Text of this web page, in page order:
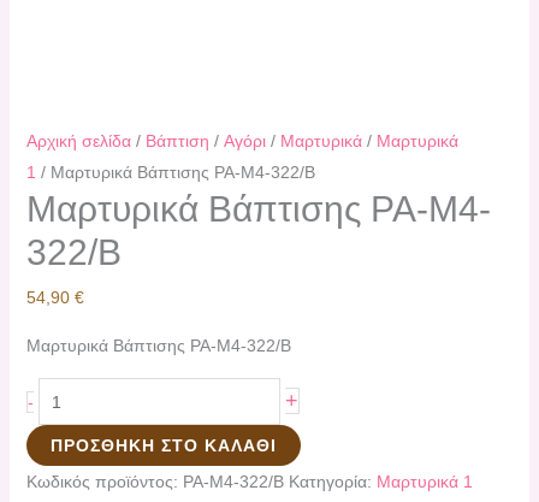
Αρχική σελίδα/ Βάπτιση / Αγόρι/ Μαρτυρικά/ Μαρτυρικά
1 / Μαρτυρικά Βάπτισης PA-Μ4-322/Β
Μαρτυρικά Βάπτισης PA-Μ4-
322/Β
54,90 €
Μαρτυρικά Βάπτισης PA-Μ4-322/Β
- +
ΠΡΟΣΘΉΚΗ ΣΤΟ ΚΑΛΆΘΙ
Κωδικός προϊόντος: PA-Μ4-322/Β Κατηγορία: Μαρτυρικά 1